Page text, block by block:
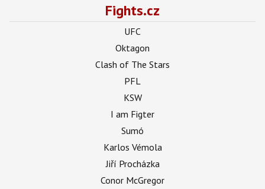
Fights.cz
UFC
Oktagon
Clash of The Stars
PFL
KSW
I am Figter
Sumó
Karlos Vémola
Jiří Procházka
Conor McGregor